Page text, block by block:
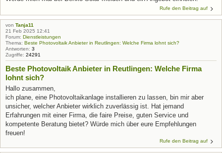
Rufe den Beitrag auf
von Tanja11
21 Feb 2025 12:41
Forum: Dienstleistungen
Thema: Beste Photovoltaik Anbieter in Reutlingen: Welche Firma lohnt sich?
Antworten: 3
Zugriffe: 24291
Beste Photovoltaik Anbieter in Reutlingen: Welche Firma
lohnt sich?
Hallo zusammen,
ich plane, eine Photovoltaikanlage installieren zu lassen, bin mir aber
unsicher, welcher Anbieter wirklich zuverlässig ist. Hat jemand
Erfahrungen mit einer Firma, die faire Preise, guten Service und
kompetente Beratung bietet? Würde mich über eure Empfehlungen
freuen!
Rufe den Beitrag auf